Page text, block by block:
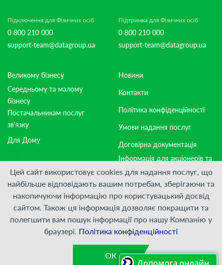
Підключення для Фізичних осіб
0 800 210 000
support-team@datagroup.ua
Підтримка для Фізичних осіб
0 800 210 000
support-team@datagroup.ua
Великому бізнесу
Середньому та малому
бізнесу
Постачальникам послуг
зв'язку
Для Дому
Новини
Контакти
Політика конфіденційності
Умови надання послуг
Договірна документація
Інформація для акціонерів та
стейкхолдерів
Приєднуйтесь:
© ПрАТ "ДАТАГРУП", 2000 — 2026
Цей сайт використовує cookies для надання послуг, що
найбільше відповідають вашим потребам, зберігаючи та
накопичуючи інформацію про користувацький досвід
сайтом. Також ця інформація дозволяє покращити та
полегшити вам пошук інформації про нашу Компанію у
браузері. Політика конфіденційності
OK